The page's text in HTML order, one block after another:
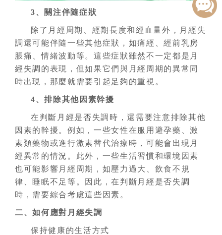
3、關注伴隨症狀
除了月經周期、經期長度和經血量外，月經失
調還可能伴隨一些其他症狀，如痛經、經前乳房
脹痛、情緒波動等。這些症狀雖然不一定都是月
經失調的表現，但如果它們與月經周期的異常同
時出現，那麼就需要引起足夠的重視。
4、排除其他因素幹擾
在判斷月經是否失調時，還需要注意排除其他
因素的幹擾。例如，一些女性在服用避孕藥、激
素類藥物或進行激素替代治療時，可能會出現月
經異常的情況。此外，一些生活習慣和環境因素
也可能影響月經周期，如壓力過大、飲食不規
律、睡眠不足等。因此，在判斷月經是否失調
時，需要綜合考慮這些因素。
二、如何應對月經失調
保持健康的生活方式